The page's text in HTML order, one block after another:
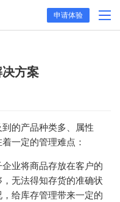
申请体验
方案
的产品种类多、属性
一定的管理难点：
企业将商品存放在客户的
无法得知存货的准确状
给库存管理带来一定的